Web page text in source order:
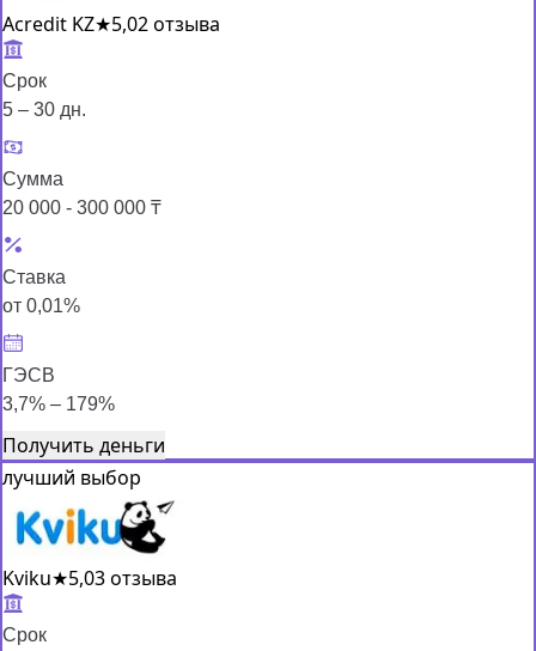
Acredit KZ★5,02 отзыва
Срок
5 – 30 дн.
Сумма
20 000 - 300 000 ₸
Ставка
от 0,01%
ГЭСВ
3,7% – 179%
Получить деньги
лучший выбор
Kviku★5,03 отзыва
Срок